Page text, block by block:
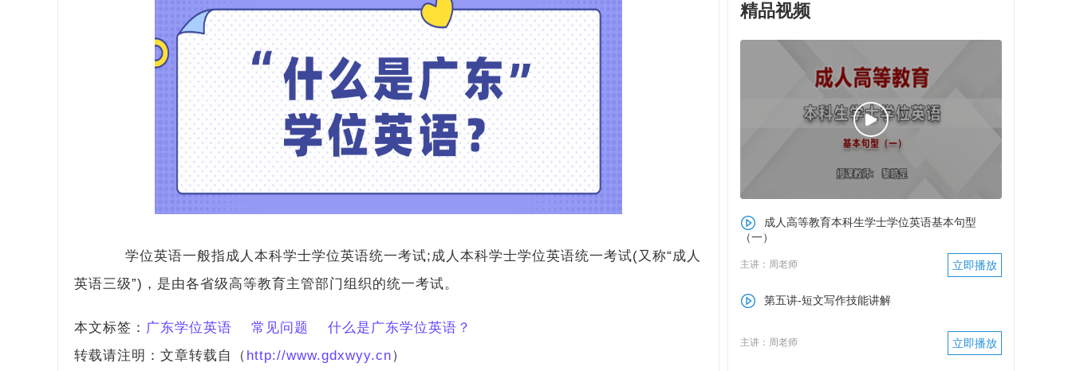
学位英语一般指成人本科学士学位英语统一考试;成人本科学士学位英语统一考试(又称“成人
英语三级”)，是由各省级高等教育主管部门组织的统一考试。
本文标签： 广东学位英语 常见问题
什么是广东学位英语？
转载请注明：文章转载自（ http://www.gdxwyy.cn）
精品视频
成人高等教育本科生学士学位英语基本句型
（一）
主讲：周老师 立即播放
第五讲-短文写作技能讲解
主讲：周老师 立即播放